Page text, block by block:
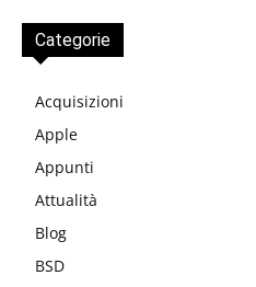
Categorie
Acquisizioni
Apple
Appunti
Attualità
Blog
BSD